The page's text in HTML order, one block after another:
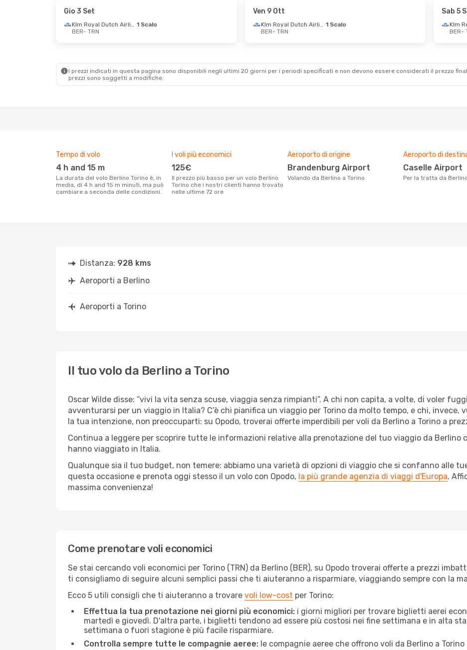
- Sab 12 Set - Lun 12 Ott
Klm Royal Dutch Airlines
1 Scalo
Gio 3 Set
Klm Royal Dutch Airlines 1 Scalo
BER- TRN
Ven 9 Ott
Klm Royal Dutch Airlines 1 Scalo
BER- TRN
Sab 5
BER-
I prezzi indicati in questa pagina sono disponibili negli ultimi 20 giorni per i periodi specificati e non devono essere considerati il ​​prezzo
prezzi sono soggetti a modifiche.
Tempo di volo
4 h and 15 m
La durata del volo Berlino Torino è, in
media, di 4 h and 15 m minuti, ma può
cambiare a seconda delle condizioni.
I voli più economici
125€
Il prezzo più basso per un volo Berlino
Torino che i nostri clienti hanno trovato
nelle ultime 72 ore
Aeroporto di origine
Brandenburg Airport
Volando da Berlino a Torino
Aeroporto di
Caselle Airport
Per la tratta da
Distanza: 928 kms
Aeroporti a Berlino
Aeroporti a Torino
Il tuo volo da Berlino a Torino
Oscar Wilde disse: “vivi la vita senza scuse, viaggia senza rimpianti”. A chi non capita, a volte, di voler
avventurarsi per un viaggio in Italia? C’è chi pianifica un viaggio per Torino da molto tempo, e chi, invece,
la tua intenzione, non preoccuparti: su Opodo, troverai offerte imperdibili per voli da Berlino a Torino a
Continua a leggere per scoprire tutte le informazioni relative alla prenotazione del tuo viaggio da Berlino
hanno viaggiato in Italia.
Qualunque sia il tuo budget, non temere: abbiamo una varietà di opzioni di viaggio che si confanno alle
questa occasione e prenota oggi stesso il un volo con Opodo, la più grande agenzia di viaggi d'Europa.
massima convenienza!
Come prenotare voli economici
Se stai cercando voli economici per Torino (TRN) da Berlino (BER), su Opodo troverai offerte a prezzi
ti consigliamo di seguire alcuni semplici passi che ti aiuteranno a risparmiare, viaggiando sempre con la
Ecco 5 utili consigli che ti aiuteranno a trovare voli low-cost per Torino:
Effettua la tua prenotazione nei giorni più economici: i giorni migliori per trovare biglietti aerei
martedì e giovedì. D'altra parte, i biglietti tendono ad essere più costosi nei fine settimana e in alta
settimana o fuori stagione è più facile risparmiare.
Controlla sempre tutte le compagnie aeree: le compagnie aeree che offrono voli da Berlino a